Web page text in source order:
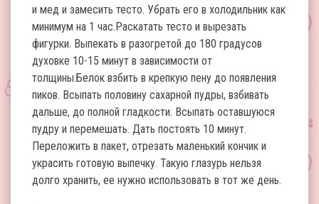
и мед и замесить тесто. Убрать его в холодильник как
минимум на 1 час.Раскатать тесто и вырезать
фигурки. Выпекать в разогретой до 180 градусов
духовке 10-15 минут в зависимости от
толщины.Белок взбить в крепкую пену до появления
пиков. Всыпать половину сахарной пудры, взбивать
дальше, до полной гладкости. Всыпать оставшуюся
пудру и перемешать. Дать постоять 10 минут.
Переложить в пакет, отрезать маленький кончик и
украсить готовую выпечку. Такую глазурь нельзя
долго хранить, ее нужно использовать в тот же день.